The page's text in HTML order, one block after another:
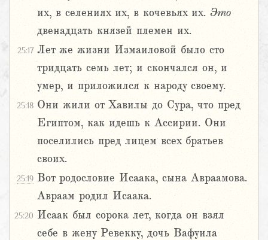
их, в селениях их, в кочевьях их. Это
двенадцать князей племен их.
25:17 Лет же жизни Измаиловой было сто
тридцать семь лет; и скончался он, и
умер, и приложился к народу своему.
25:18 Они жили от Хавилы до Сура, что пред
Египтом, как идешь к Ассирии. Они
поселились пред лицем всех братьев
своих.
25:19 Вот родословие Исаака, сына Авраамова.
Авраам родил Исаака.
25:20 Исаак был сорока лет, когда он взял
себе в жену Ревекку, дочь Вафуила